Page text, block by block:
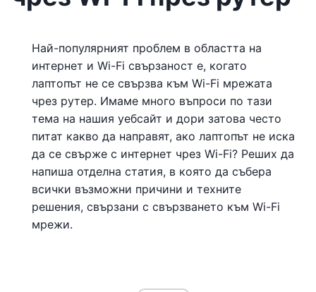
Най-популярният проблем в областта на
интернет и Wi-Fi свързаност е, когато
лаптопът не се свързва към Wi-Fi мрежата
чрез рутер. Имаме много въпроси по тази
тема на нашия уебсайт и дори затова често
питат какво да направят, ако лаптопът не иска
да се свърже с интернет чрез Wi-Fi? Реших да
напиша отделна статия, в която да събера
всички възможни причини и техните
решения, свързани с свързването към Wi-Fi
мрежи.